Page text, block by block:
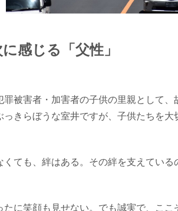
感じる「父性」
罪被害者・加害者の子供の里親として、
っきらぼうな室井ですが、子供たちを
くても、絆はある。その絆を支えている
たに笑顔も見せない。でも誠実で、こ